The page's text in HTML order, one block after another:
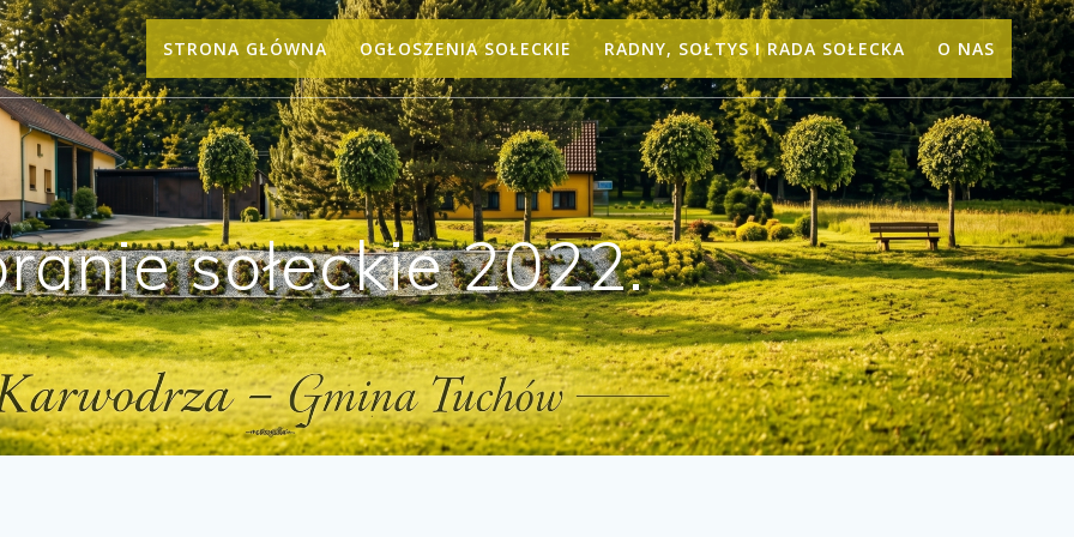
STRONA GŁÓWNA OGŁOSZENIA SOŁECKIE RADNY, SOŁTYS I RADA SOŁECKA O NAS
sołeckie 2022.